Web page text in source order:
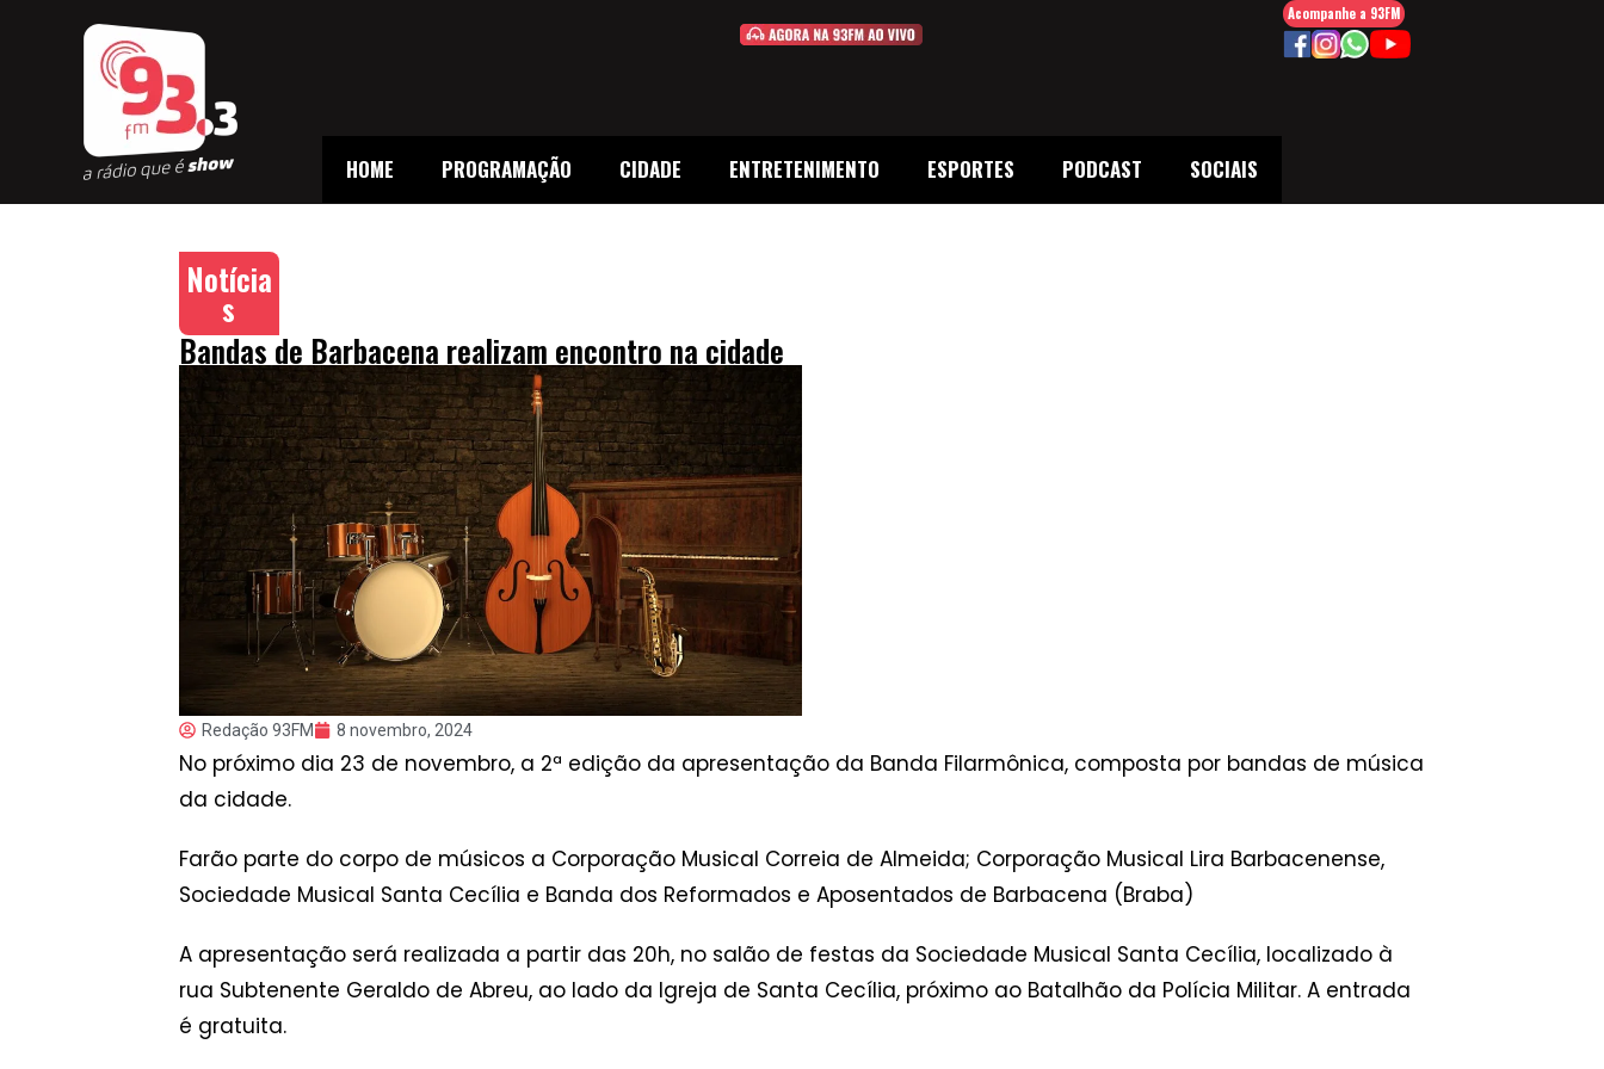
HOME PROGRAMAÇÃO CIDADE ENTRETENIMENTO ESPORTES PODCAST SOCIAIS
Acompanhe a 93FM
Notícia
s
Bandas de Barbacena realizam encontro na cidade
Redação 93FM 8 novembro, 2024
No próximo dia 23 de novembro, a 2ª edição da apresentação da Banda Filarmônica, composta por bandas de música
da cidade.
Farão parte do corpo de músicos a Corporação Musical Correia de Almeida; Corporação Musical Lira Barbacenense,
Sociedade Musical Santa Cecília e Banda dos Reformados e Aposentados de Barbacena (Braba)
A apresentação será realizada a partir das 20h, no salão de festas da Sociedade Musical Santa Cecília, localizado à
rua Subtenente Geraldo de Abreu, ao lado da Igreja de Santa Cecília, próximo ao Batalhão da Polícia Militar. A entrada
é gratuita.